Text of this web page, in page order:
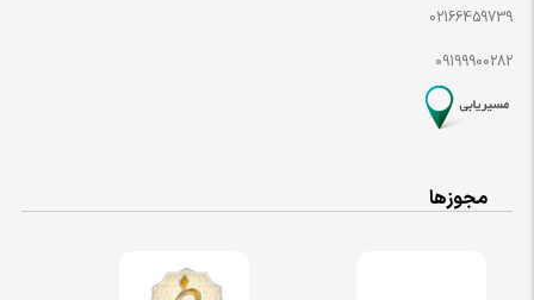
02166459739
09199900282
مجوزها